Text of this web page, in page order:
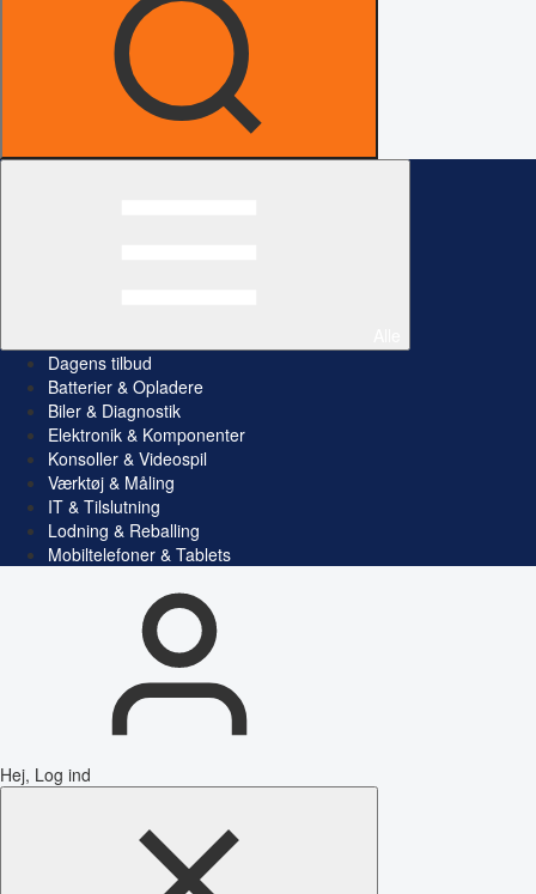
Dagens tilbud
Batterier & Opladere
Biler & Diagnostik
Elektronik & Komponenter
Konsoller & Videospil
Værktøj & Måling
IT & Tilslutning
Lodning & Reballing
Mobiltelefoner & Tablets
Hej, Log ind